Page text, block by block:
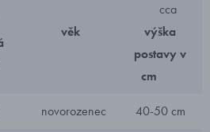
věk
cca
výška
postavy v
cm
novorozenec 40-50 cm